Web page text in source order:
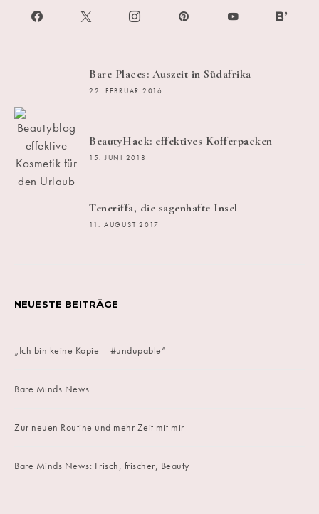
Bare Places: Auszeit in Südafrika
22. FEBRUAR 2016
BeautyHack: effektives Kofferpacken
15. JUNI 2018
Teneriffa, die sagenhafte Insel
11. AUGUST 2017
NEUESTE BEITRÄGE
„Ich bin keine Kopie – #undupable“
Bare Minds News
Zur neuen Routine und mehr Zeit mit mir
Bare Minds News: Frisch, frischer, Beauty